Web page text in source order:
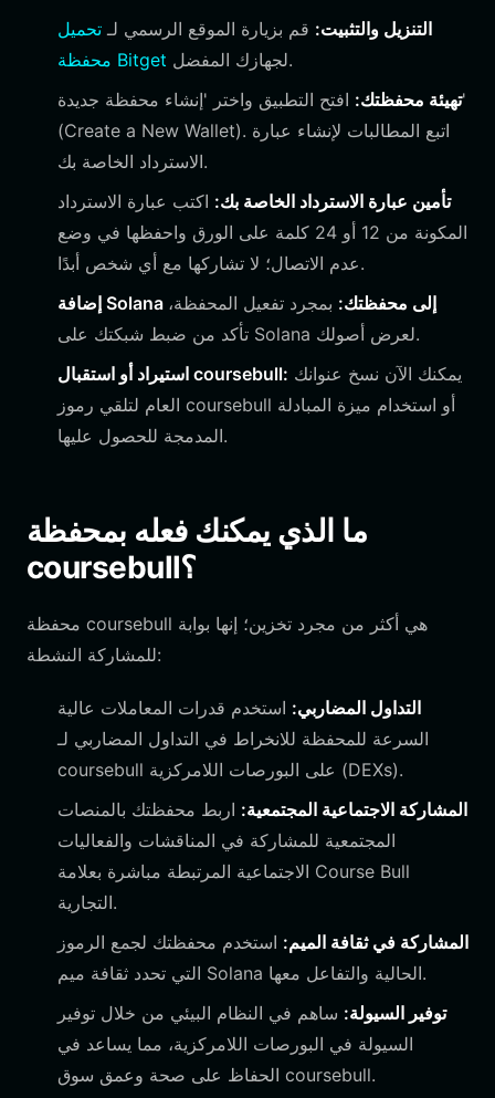
التنزيل والتثبيت: قم بزيارة الموقع الرسمي لـ تحميل
محفظة Bitget
لجهازك المفضل.
تهيئة محفظتك: افتح التطبيق واختر 'إنشاء محفظة جديدة'
(Create a New Wallet). اتبع المطالبات لإنشاء عبارة
الاسترداد الخاصة بك.
تأمين عبارة الاسترداد الخاصة بك: اكتب عبارة الاسترداد
المكونة من 12 أو 24 كلمة على الورق واحفظها في وضع
عدم الاتصال؛ لا تشاركها مع أي شخص أبدًا.
إضافة Solana إلى محفظتك: بمجرد تفعيل المحفظة،
تأكد من ضبط شبكتك على Solana لعرض أصولك.
استيراد أو استقبال coursebull:
العام لتلقي رموز coursebull أو استخدام ميزة المبادلة
المدمجة للحصول عليها.
ما الذي يمكنك فعله بمحفظة
coursebull؟
محفظة coursebull هي أكثر من مجرد تخزين؛ إنها بوابة
للمشاركة النشطة:
التداول المضاربي: استخدم قدرات المعاملات عالية
السرعة للمحفظة للانخراط في التداول المضاربي لـ
coursebull على البورصات اللامركزية (DEXs).
المشاركة الاجتماعية المجتمعية: اربط محفظتك بالمنصات
المجتمعية للمشاركة في المناقشات والفعاليات
الاجتماعية المرتبطة مباشرة بعلامة Course Bull
التجارية.
المشاركة في ثقافة الميم: استخدم محفظتك لجمع الرموز
التي تحدد ثقافة ميم Solana الحالية والتفاعل معها.
توفير السيولة: ساهم في النظام البيئي من خلال توفير
السيولة في البورصات اللامركزية، مما يساعد في
الحفاظ على صحة وعمق سوق coursebull.